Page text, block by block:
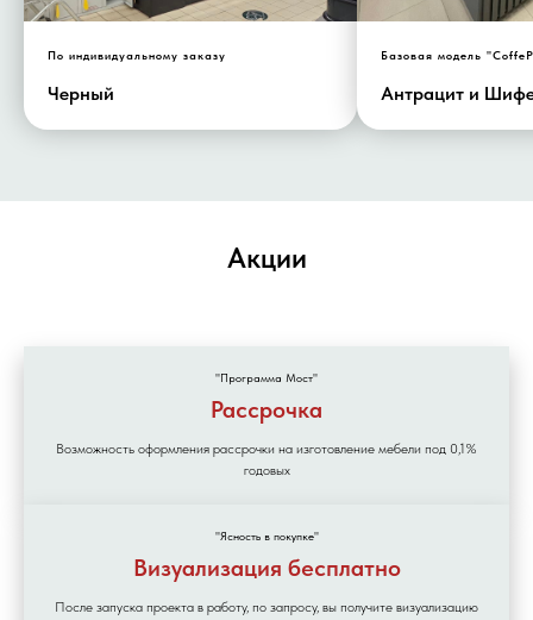
По индивидуальному заказу
Черный
Базовая модель
Антрацит и
Акции
"Программа Мост"
Рассрочка
Возможность оформления рассрочки на изготовление мебели под 0,1%
годовых
"Ясность в покупке"
Визуализация бесплатно
После запуска проекта в работу, по запросу, вы получите визуализацию